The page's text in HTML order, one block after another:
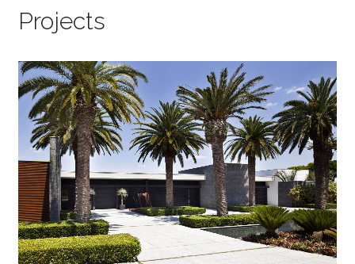
Projects